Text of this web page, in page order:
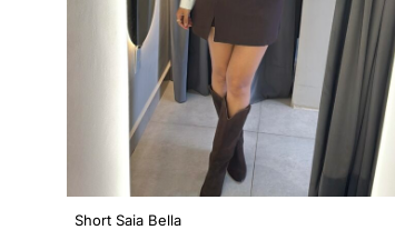
Short Saia Bella